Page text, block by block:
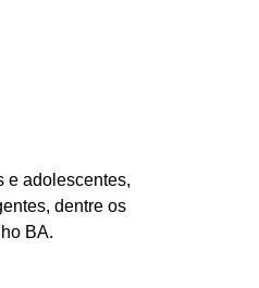
e adolescentes,
dentre os
BA.